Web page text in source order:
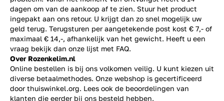
dagen om van de aankoop af te zien. Stuur het product
ingepakt aan ons retour. U krijgt dan zo snel mogelijk uw
geld terug. Terugsturen per aangetekende post kost € 7,- of
maximaal € 14,-, afhankelijk van het gewicht. Heeft u een
vraag bekijk dan onze lijst met FAQ.
Over Rozenkelim.nl
Online bestellen is bij ons volkomen veilig. U kunt kiezen uit
diverse betaalmethodes. Onze webshop is gecertificeerd
door thuiswinkel.org. Lees ook de beoordelingen van
klanten die eerder bij ons besteld hebben.